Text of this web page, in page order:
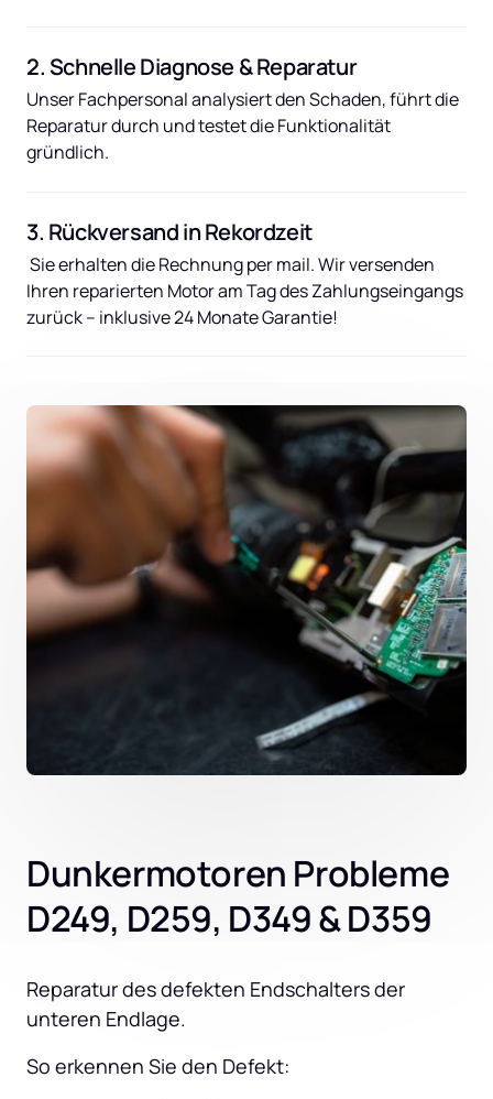
2. Schnelle Diagnose & Reparatur
Unser Fachpersonal analysiert den Schaden, führt die
Reparatur durch und testet die Funktionalität
gründlich.
3. Rückversand in Rekordzeit
Ihren reparierten Motor am Tag des Zahlungseingangs
zurück – inklusive 24 Monate Garantie!
Dunkermotoren Probleme
D249, D259, D349 & D359
Reparatur des defekten Endschalters der
unteren Endlage.
So erkennen Sie den Defekt: